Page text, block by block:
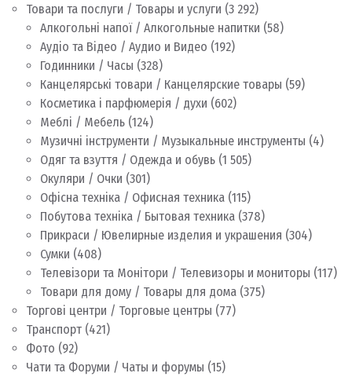
Товари та послуги / Товары и услуги (3 292)
Алкогольні напої / Алкогольные напитки (58)
Аудіо та Відео / Аудио и Видео (192)
Годинники / Часы (328)
Канцелярські товари / Канцелярские товары (59)
Косметика і парфюмерія / духи (602)
Меблі / Мебель (124)
Музичні інструменти / Музыкальные инструменты (4)
Одяг та взуття / Одежда и обувь (1 505)
Окуляри / Очки (301)
Офісна техніка / Офисная техника (115)
Побутова техніка / Бытовая техника (378)
Прикраси / Ювелирные изделия и украшения (304)
Сумки (408)
Телевізори та Монітори / Телевизоры и мониторы (117)
Товари для дому / Товары для дома (375)
Торгові центри / Торговые центры (77)
Транспорт (421)
Фото (92)
Чати та Форуми / Чаты и форумы (15)